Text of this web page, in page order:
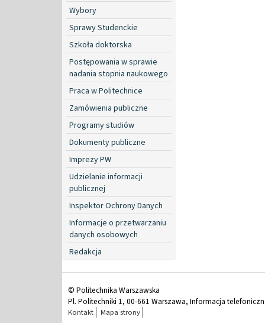
Wybory
Sprawy Studenckie
Szkoła doktorska
Postępowania w sprawie
nadania stopnia naukowego
Praca w Politechnice
Zamówienia publiczne
Programy studiów
Dokumenty publiczne
Imprezy PW
Udzielanie informacji
publicznej
Inspektor Ochrony Danych
Informacje o przetwarzaniu
danych osobowych
Redakcja
© Politechnika Warszawska
Pl. Politechniki 1, 00-661 Warszawa, Informacja
Kontakt Mapa strony